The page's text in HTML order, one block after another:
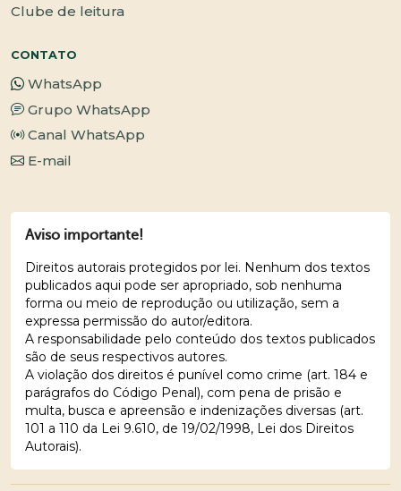
Clube de leitura
CONTATO
WhatsApp
Grupo WhatsApp
Canal WhatsApp
E-mail
Aviso importante!
Direitos autorais protegidos por lei. Nenhum dos textos
publicados aqui pode ser apropriado, sob nenhuma
forma ou meio de reprodução ou utilização, sem a
expressa permissão do autor/editora.
A responsabilidade pelo conteúdo dos textos publicados
são de seus respectivos autores.
A violação dos direitos é punível como crime (art. 184 e
parágrafos do Código Penal), com pena de prisão e
multa, busca e apreensão e indenizações diversas (art.
101 a 110 da Lei 9.610, de 19/02/1998, Lei dos Direitos
Autorais).